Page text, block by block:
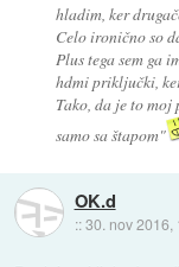
hladim, ker
Celo ironično so
Plus tega sem ga
hdmi priključki,
Tako, da je to
samo sa štapom"
OK.d
::30. nov 2016,